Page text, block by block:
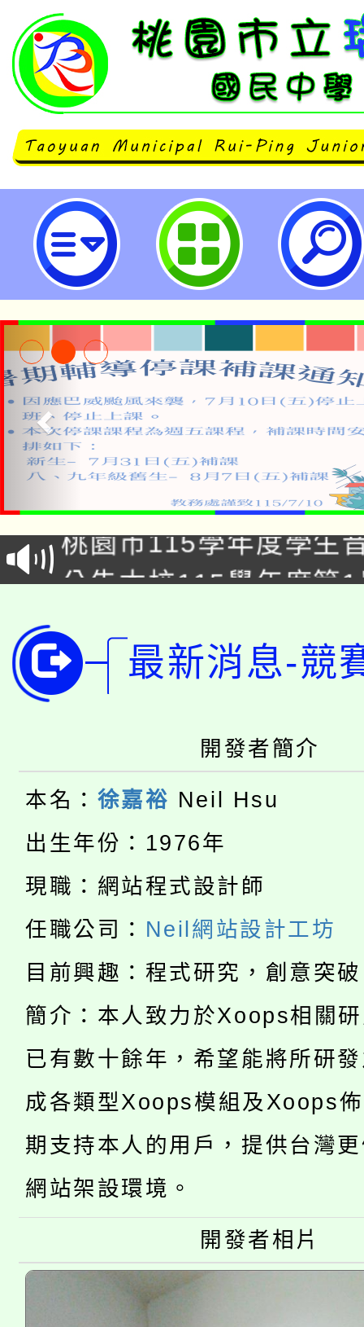
neilrpjhstyc網站設計者：徐嘉
「2026金融保險知識
車」活動
桃園市115學年度學生
生本土語及新住民語歌
公告本校115學年度第
代理(課)教師甄選結果(
轉知中國文化大學推廣
《TA101》溝通分析基
程，歡迎學生輔導中心
心理、諮商輔導、社會
系所師生報名參加。
轉知苗栗縣政府辦理
縣市「校園短影音徵
門員」簡章及活動海報
踴躍報名參加。
桃園市115學年度學生
要點
「桃園市補助參觀特色
115年度「教育部表揚
義教育推展貢獻獎」
「2026 ART TAIPEI臺
博覽會」之「藝術教育
「2026金融保險知識
車」活動
桃園市115學年度學生
生本土語及新住民語歌
公告本校115學年度第
代理(課)教師甄選結果(
公告本校115學年度第
代理(課)教師甄選結果(
轉知中國文化大學推廣
《TA101》溝通分析基
程，歡迎學生輔導中心
心理、諮商輔導、社會
系所師生報名參加。
轉知苗栗縣政府辦理
縣市「校園短影音徵選
門員」簡章及活動海報
踴躍報名參加。
桃園市115學年度學生
要點
「桃園市補助參觀特色
展演活動實施計畫」
115年度「教育部表揚
義教育推展貢獻獎」
「2026 ART TAIPEI臺
博覽會」之「藝術教育
最新消息-競
開發者簡介
本名： 徐嘉裕 Neil Hsu
出生年份：1976年
現職：網站程式設計師
任職公司： Neil網站設計工坊
目前興趣：程式研究，創意突
簡介：本人致力於Xoops相關
已有數十餘年，希望能將所研
成各類型Xoops模組及Xoops
期支持本人的用戶，提供台灣
網站架設環境。
開發者相片